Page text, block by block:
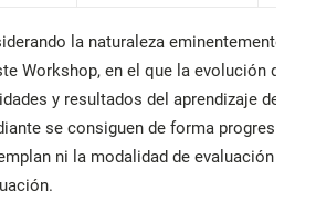
la naturaleza eminentemente
Workshop, en el que la evolución de las
y resultados del aprendizaje del/de
se consiguen de forma progresiva,
ni la modalidad de evaluación